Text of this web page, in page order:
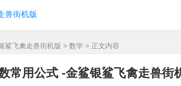
兽街机版
鲨飞禽走兽街机版 > 数学 > 正文内容
常用公式 -金鲨银鲨飞禽走兽街